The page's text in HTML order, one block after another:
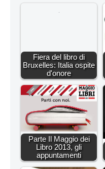
Fiera del libro di
Bruxelles: Italia ospite
d'onore
Parte Il Maggio dei
Libro 2013, gli
appuntamenti